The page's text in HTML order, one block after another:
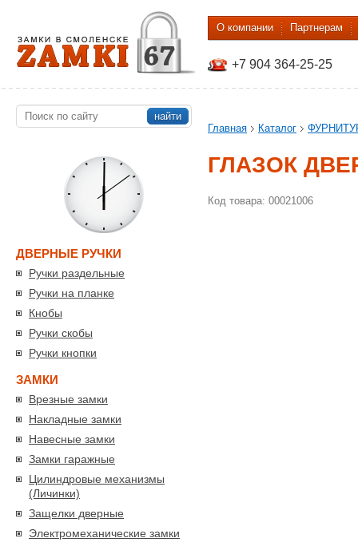
О компании Партнерам
+7 904 364-25-25
найти
ДВЕРНЫЕ РУЧКИ
Ручки раздельные
Ручки на планке
Кнобы
Ручки скобы
Ручки кнопки
ЗАМКИ
Врезные замки
Накладные замки
Навесные замки
Замки гаражные
Цилиндровые механизмы
(Личинки)
Защелки дверные
Электромеханические замки
Главная Каталог
ГЛАЗОК
Код товара: 00021006